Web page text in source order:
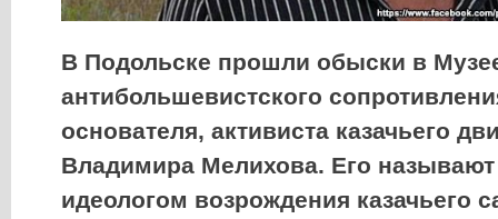
В Подольске прошли обыски в
антибольшевистского
основателя, активиста казачьего
Владимира Мелихова. Его
идеологом возрождения казачьего